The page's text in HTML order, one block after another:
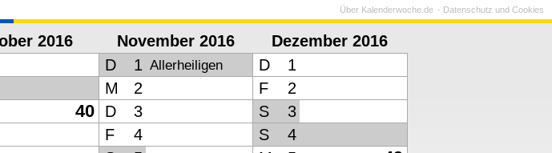
Über Kalenderwoche.de Datenschutz und Cookies
2016 November 2016
Dezember 2016
D 1 Allerheiligen D
1
M 2 F
2
40 D 3 S
3
F 4 S
4